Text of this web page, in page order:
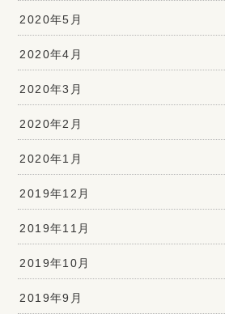
2020年5月
2020年4月
2020年3月
2020年2月
2020年1月
2019年12月
2019年11月
2019年10月
2019年9月